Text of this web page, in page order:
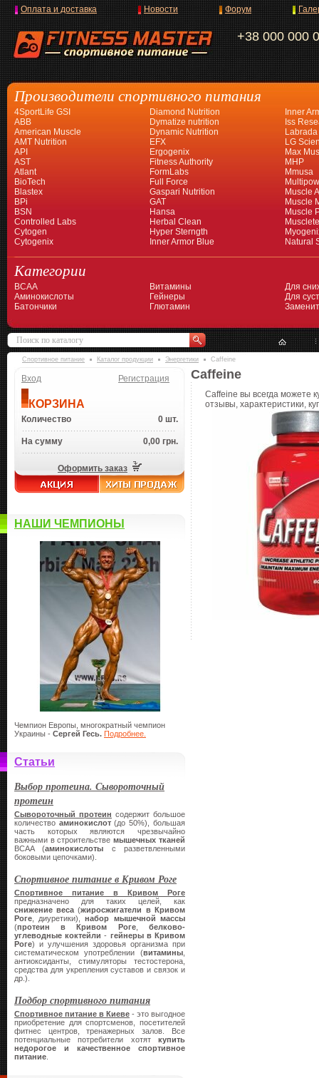
+38 000 000
Оплата и доставка Новости Форум
Производители спортивного питания
4SportLife GSI
ABB
American Muscle
AMT Nutrition
API
AST
Atlant
BioTech
Blastex
BPi
BSN
Controlled Labs
Cytogen
Cytogenix
Diamond Nutrition
Dymatize nutrition
Dynamic Nutrition
EFX
Ergogenix
Fitness Authority
FormLabs
Full Force
Gaspari Nutrition
GAT
Hansa
Herbal Clean
Hyper Sterngth
Inner Armor Blue
Inner
Iss
Labrada
LG
Max
MHP
Mmusa
Muscle
Muscle
Muscle
Natural
Категории
BCAA
Аминокислоты
Батончики
Витамины
Гейнеры
Глютамин
Для
Для
Спортивное питание Каталог продукции Энергетики Caffeine
Вход Регистрация
КОРЗИНА
Количество 0 шт.
На сумму 0,00 грн.
Оформить заказ
НАШИ ЧЕМПИОНЫ
Чемпион Европы, многократный чемпион
Украины - Сергей Гесь. Подробнее.
Статьи
Выбор протеина. Сывороточный
протеин
Сывороточный протеин содержит большое
количество аминокислот(до 50%), большая
часть которых являются чрезвычайно
важными в строительствемышечных тканей
BCAA (аминокислоты с разветвленными
боковыми цепочками).
Спортивное питание в Кривом Роге
Спортивное питание в Кривом Роге
предназначено для таких целей, как
снижение веса (жиросжигатели в Кривом
Роге , диуретики),набор мышечной массы
(протеин в Кривом Роге, белково-
углеводные коктейли - гейнеры в Кривом
Роге) и улучшения здоровья организма при
систематическом употреблении (витамины
антиоксиданты, стимуляторы тестостерона,
средства для укрепления суставов и связок и
др.).
Подбор спортивного питания
Спортивное питание в Киеве - это выгодное
приобретение для спортсменов, посетителей
фитнес центров, тренажерных залов. Все
потенциальные потребители хотят купить
недорогое и качественное спортивное
питание
Caffeine
Caffeine вы всегда можете
отзывы, характеристики,